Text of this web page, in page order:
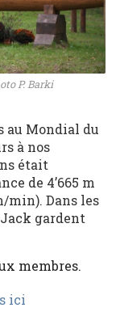
P. Barki
au Mondial du
à nos
était
de 4’665 m
min). Dans les
gardent
membres.
ici